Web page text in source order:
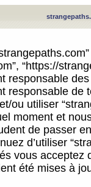
“https://
responsable
responsable
ou utiliser
moment et
de passer
d’utiliser
vous acceptez
été mises à